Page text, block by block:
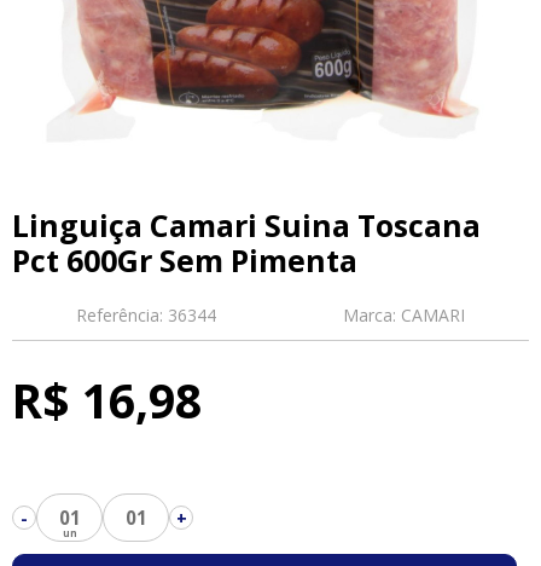
Linguiça Camari Suina Toscana
Pct 600Gr Sem Pimenta
Referência: 36344 Marca: CAMARI
R$ 16,98
- 01 01 +